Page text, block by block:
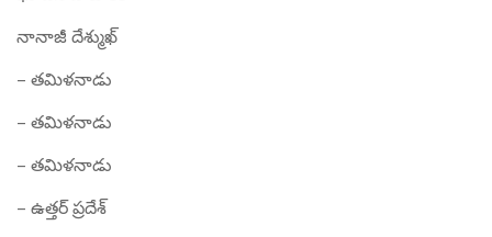
నానాజీ దేశ్ముఖ్
– తమిళనాడు
– తమిళనాడు
– తమిళనాడు
– ఉత్తర్ ప్రదేశ్